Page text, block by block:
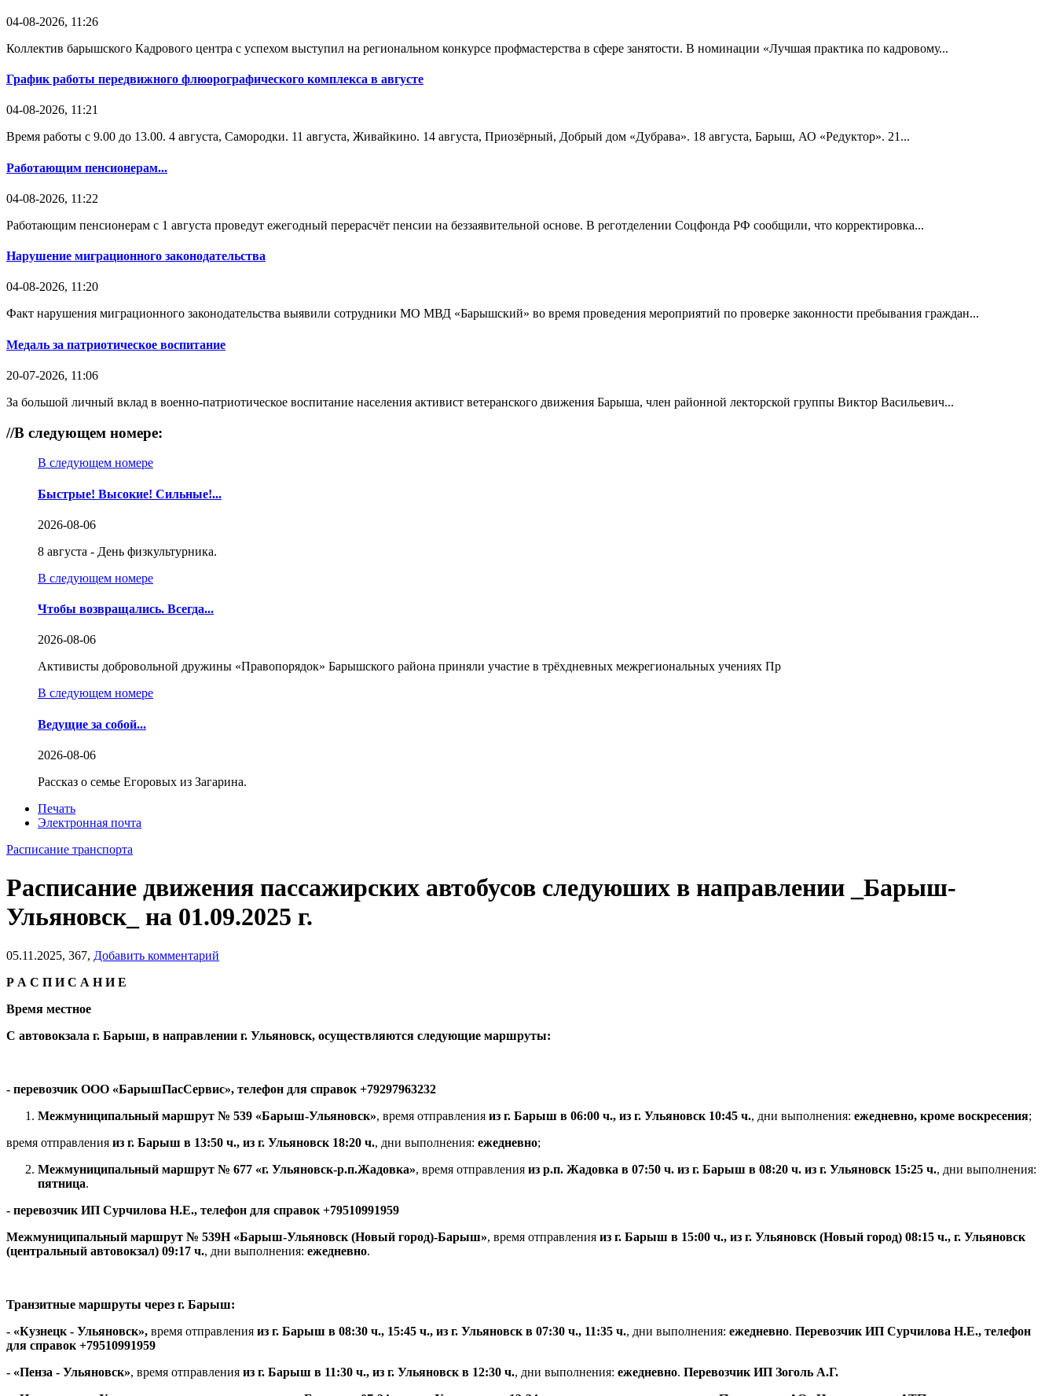
04-08-2026, 11:26
Коллектив барышского Кадрового центра с успехом выступил на региональном конкурсе профмастерства в сфере занятости. В номинации «Лучшая практика по кадровому...
График работы передвижного флюорографического комплекса в августе
04-08-2026, 11:21
Время работы с 9.00 до 13.00. 4 августа, Самородки. 11 августа, Живайкино. 14 августа, Приозёрный, Добрый дом «Дубрава». 18 августа, Барыш, АО «Редуктор». 21...
Работающим пенсионерам...
04-08-2026, 11:22
Работающим пенсионерам с 1 августа проведут ежегодный перерасчёт пенсии на беззаявительной основе. В реготделении Соцфонда РФ сообщили, что корректировка...
Нарушение миграционного законодательства
04-08-2026, 11:20
Факт нарушения миграционного законодательства выявили сотрудники МО МВД «Барышский» во время проведения мероприятий по проверке законности пребывания граждан...
Медаль за патриотическое воспитание
20-07-2026, 11:06
За большой личный вклад в военно-патриотическое воспитание населения активист ветеранского движения Барыша, член районной лекторской группы Виктор Васильевич...
//В следующем номере:
В следующем номере
Быстрые! Высокие! Сильные!...
2026-08-06
8 августа - День физкультурника.
В следующем номере
Чтобы возвращались. Всегда...
2026-08-06
Активисты добровольной дружины «Правопорядок» Барышского района приняли участие в трёхдневных межрегиональных учениях Пр
В следующем номере
Ведущие за собой...
2026-08-06
Рассказ о семье Егоровых из Загарина.
Печать
Электронная почта
Расписание транспорта
Расписание движения пассажирских автобусов следуюших в направлении _Барыш-
Ульяновск_ на 01.09.2025 г.
05.11.2025, 367, Добавить комментарий
Р А С П И С А Н И Е
Время местное
С автовокзала г. Барыш, в направлении г. Ульяновск, осуществляются следующие маршруты:
- перевозчик ООО «БарышПасСервис», телефон для справок +79297963232
Межмуниципальный маршрут № 539 «Барыш-Ульяновск», время отправления из г. Барыш в 06:00 ч., из г. Ульяновск 10:45 ч., дни выполнения: ежедневно, кроме воскресения;
время отправления из г. Барыш в 13:50 ч., из г. Ульяновск 18:20 ч., дни выполнения: ежедневно;
Межмуниципальный маршрут № 677 «г. Ульяновск-р.п.Жадовка», время отправления из р.п. Жадовка в 07:50 ч. из г. Барыш в 08:20 ч. из г. Ульяновск 15:25 ч., дни выполнения:
пятница.
- перевозчик ИП Сурчилова Н.Е., телефон для справок +79510991959
Межмуниципальный маршрут № 539Н «Барыш-Ульяновск (Новый город)-Барыш», время отправления из г. Барыш в 15:00 ч., из г. Ульяновск (Новый город) 08:15 ч., г. Ульяновск
(центральный автовокзал) 09:17 ч., дни выполнения: ежедневно.
Транзитные маршруты через г. Барыш:
- «Кузнецк - Ульяновск», время отправления из г. Барыш в 08:30 ч., 15:45 ч., из г. Ульяновск в 07:30 ч., 11:35 ч., дни выполнения: ежедневно. Перевозчик ИП Сурчилова Н.Е., телефон
для справок +79510991959
- «Пенза - Ульяновск», время отправления из г. Барыш в 11:30 ч., из г. Ульяновск в 12:30 ч., дни выполнения: ежедневно. Перевозчик ИП Зоголь А.Г.